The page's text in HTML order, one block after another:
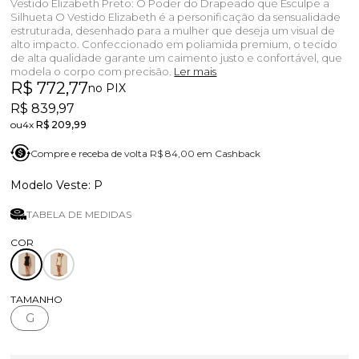
Vestido Elizabeth Preto: O Poder do Drapeado que Esculpe a
Silhueta O Vestido Elizabeth é a personificação da sensualidade
estruturada, desenhado para a mulher que deseja um visual de
alto impacto. Confeccionado em poliamida premium, o tecido
de alta qualidade garante um caimento justo e confortável, que
modela o corpo com precisão. Ler mais
R$ 772,77no PIX
R$ 839,97
4xR$ 209,99
Compre e receba de volta R$ 84,00 em Cashback
P
TABELA DE MEDIDAS
TAMANHO
G